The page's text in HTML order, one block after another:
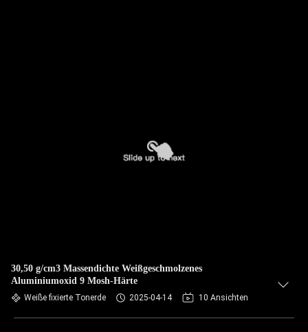
30,50 g/cm3 Massendichte Weißgeschmolzenes
Aluminiumoxid 9 Mosh-Härte
Weiße fixierte Tonerde 2025-04-14 10 Ansichten